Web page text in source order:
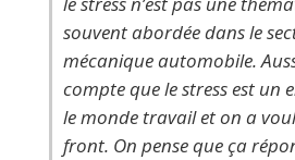
souvent abordée dans le
mécanique automobile.
compte que le stress est un
le monde travail et on a
front. On pense que ça